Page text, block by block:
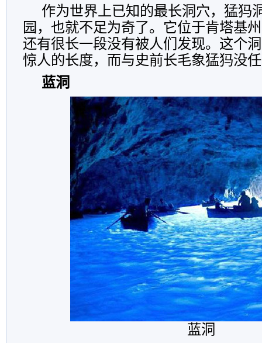
作为世界上已知的最长洞穴，猛犸
园，也就不足为奇了。它位于肯塔基
还有很长一段没有被人们发现。这个
惊人的长度，而与史前长毛象猛犸没
蓝洞
蓝洞